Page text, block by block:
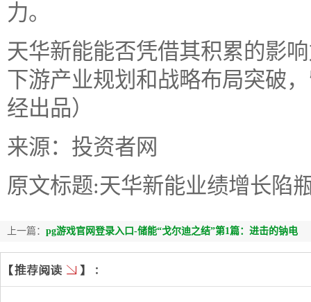
力。
天华新能能否凭借其积累的影
下游产业规划和战略布局突破
经出品）
来源：投资者网
原文标题:天华新能业绩增长陷
上一篇： pg游戏官网登录入口-储能“戈尔迪之结”第1篇：进击的钠电